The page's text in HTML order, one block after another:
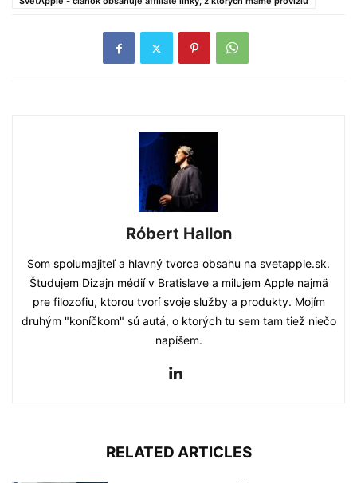
Róbert Hallon
Som spolumajiteľ a hlavný tvorca obsahu na svetapple.sk.
Študujem Dizajn médií v Bratislave a milujem Apple najmä
pre filozofiu, ktorou tvorí svoje služby a produkty. Mojím
druhým "koníčkom" sú autá, o ktorých tu sem tam tiež niečo
napíšem.
RELATED ARTICLES